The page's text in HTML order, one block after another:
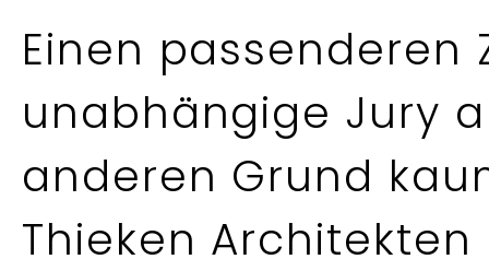
Einen
unabhängige Jury
anderen Grund
Thieken